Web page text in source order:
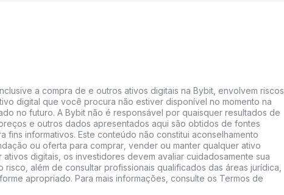
a compra de e outros ativos digitais na Bybit, envolvem riscos
digital que você procura não estiver disponível no momento na
no futuro. A Bybit não é responsável por quaisquer resultados de
e outros dados apresentados aqui são obtidos de fontes
fins informativos. Este conteúdo não constitui aconselhamento
ou oferta para comprar, vender ou manter qualquer ativo
digitais, os investidores devem avaliar cuidadosamente sua
além de consultar profissionais qualificados das áreas jurídica,
apropriado. Para mais informações, consulte os Termos de